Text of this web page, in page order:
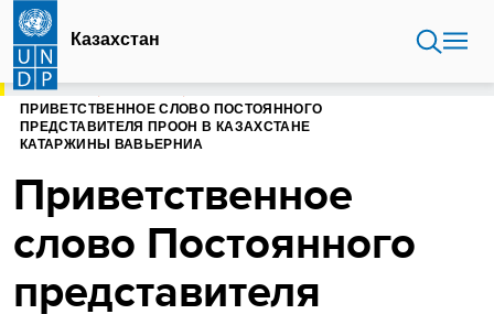
Перейти
основному
содержанию
Казахстан
ГЛАВНАЯ
ПРИВЕТСТВЕННОЕ СЛОВО ПОСТОЯННОГО
ПРЕДСТАВИТЕЛЯ ПРООН В КАЗАХСТАНЕ
КАТАРЖИНЫ ВАВЬЕРНИА
Приветственное
слово Постоянного
представителя